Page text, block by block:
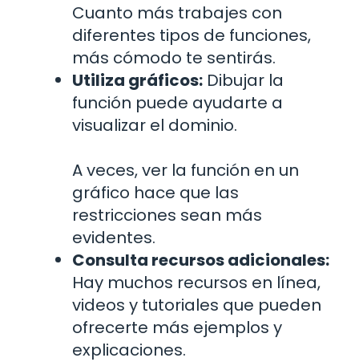
Cuanto más trabajes con
diferentes tipos de funciones,
más cómodo te sentirás.
Utiliza gráficos: Dibujar la
función puede ayudarte a
visualizar el dominio.
A veces, ver la función en un
gráfico hace que las
restricciones sean más
evidentes.
Consulta recursos adicionales:
Hay muchos recursos en línea,
videos y tutoriales que pueden
ofrecerte más ejemplos y
explicaciones.